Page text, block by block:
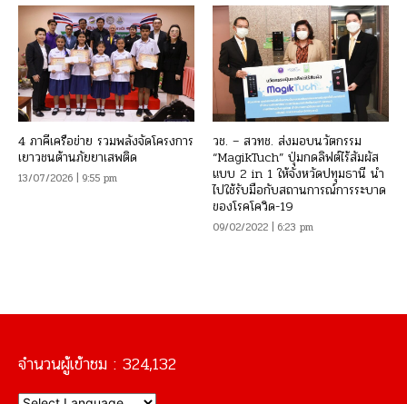
4 ภาคีเครือข่าย รวมพลังจัดโครงการ
เยาวชนต้านภัยยาเสพติด
13/07/2026 | 9:55 pm
วช. – สวทช. ส่งมอบนวัตกรรม
“MagikTuch” ปุ่มกดลิฟต์ไร้สัมผัส
แบบ 2 in 1 ให้จังหวัดปทุมธานี นำ
ไปใช้รับมือกับสถานการณ์การระบาด
ของโรคโควิด-19
09/02/2022 | 6:23 pm
จำนวนผู้เข้าชม : 324,132